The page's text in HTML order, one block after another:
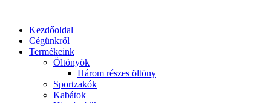
Kezdőoldal
Cégünkről
Termékeink
Öltönyök
Három részes öltöny
Sportzakók
Kabátok